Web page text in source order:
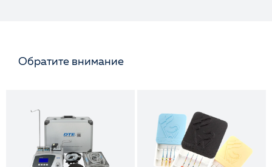
Обратите внимание